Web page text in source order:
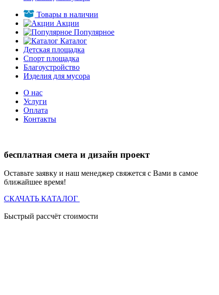
Товары в наличии
Акции
Популярное
Каталог
Детская площадка
Спорт площадка
Благоустройство
Изделия для мусора
О нас
Услуги
Оплата
Контакты
бесплатная смета и дизайн проект
Оставьте заявку и наш менеджер свяжется с Вами в самое
ближайшее время!
СКАЧАТЬ КАТАЛОГ
Быстрый рассчёт стоимости